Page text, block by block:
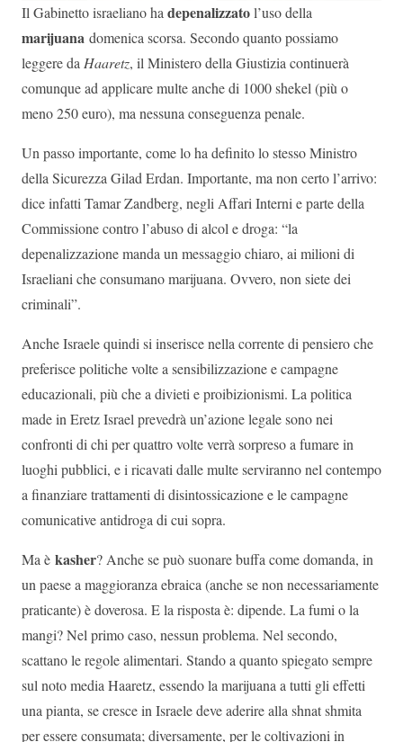
Il Gabinetto israeliano ha depenalizzatol’uso della
marijuana domenica scorsa. Secondo quanto possiamo
leggere da Haaretz, il Ministero della Giustizia continuerà
comunque ad applicare multe anche di 1000 shekel (più o
meno 250 euro), ma nessuna conseguenza penale.
Un passo importante, come lo ha definito lo stesso Ministro
della Sicurezza Gilad Erdan. Importante, ma non certo l’arrivo:
dice infatti Tamar Zandberg, negli Affari Interni e parte della
Commissione contro l’abuso di alcol e droga: “la
depenalizzazione manda un messaggio chiaro, ai milioni di
Israeliani che consumano marijuana. Ovvero, non siete dei
criminali”.
Anche Israele quindi si inserisce nella corrente di pensiero che
preferisce politiche volte a sensibilizzazione e campagne
educazionali, più che a divieti e proibizionismi. La politica
made in Eretz Israel prevedrà un’azione legale sono nei
confronti di chi per quattro volte verrà sorpreso a fumare in
luoghi pubblici, e i ricavati dalle multe serviranno nel contempo
a finanziare trattamenti di disintossicazione e le campagne
comunicative antidroga di cui sopra.
Ma è kasher? Anche se può suonare buffa come domanda, in
un paese a maggioranza ebraica (anche se non necessariamente
praticante) è doverosa. E la risposta è: dipende. La fumi o la
mangi? Nel primo caso, nessun problema. Nel secondo,
scattano le regole alimentari. Stando a quanto spiegato sempre
sul noto media Haaretz, essendo la marijuana a tutti gli effetti
una pianta, se cresce in Israele deve aderire alla shnat shmita
per essere consumata; diversamente, per le coltivazioni in